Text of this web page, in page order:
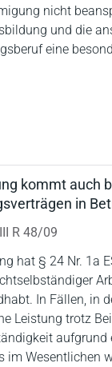
nicht
und die
eine
kommt auch
in
R 48/09
hat § 24 Nr. 1a
In Fällen, in
Leistung trotz
aufgrund
im Wesentlichen